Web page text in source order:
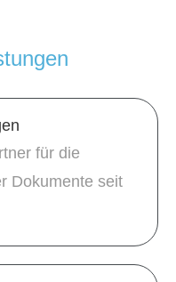
für die
Dokumente seit